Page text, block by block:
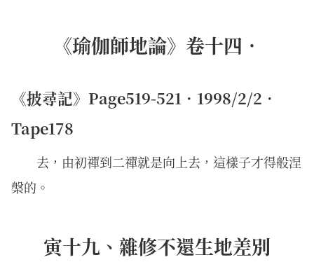
《瑜伽師地論》卷十四．
《披尋記》Page519-521．1998/2/2．
Tape178
去，由初禪到二禪就是向上去，這樣子才得般涅
槃的。
寅十九、雜修不還生地差別